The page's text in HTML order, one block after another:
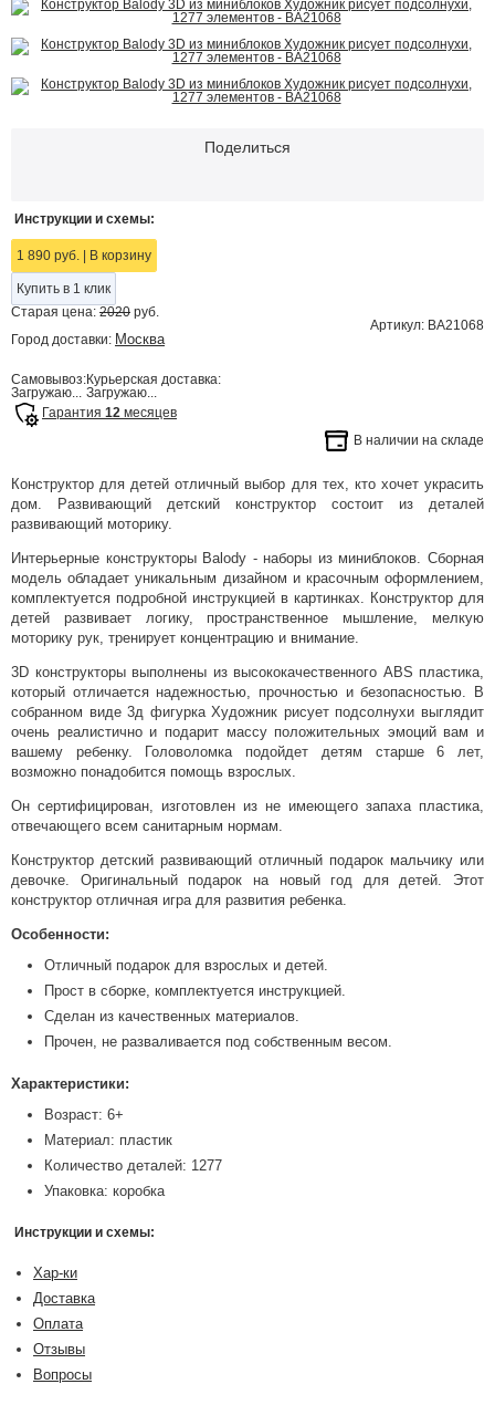
Поделиться
Инструкции и схемы:
1 890 руб. В корзину
Купить в 1 клик
Старая цена: 2020 руб.
Артикул: BA21068
Город доставки: Москва
Самовывоз:
Загружаю...
Курьерская доставка:
Загружаю...
Гарантия 12 месяцев
В наличии на складе
Конструктор для детей отличный выбор для тех, кто хочет украсить
дом. Развивающий детский конструктор состоит из деталей
развивающий моторику.
Интерьерные конструкторы Balody - наборы из миниблоков. Сборная
модель обладает уникальным дизайном и красочным оформлением,
комплектуется подробной инструкцией в картинках. Конструктор для
детей развивает логику, пространственное мышление, мелкую
моторику рук, тренирует концентрацию и внимание.
3D конструкторы выполнены из высококачественного ABS пластика,
который отличается надежностью, прочностью и безопасностью. В
собранном виде 3д фигурка Художник рисует подсолнухи выглядит
очень реалистично и подарит массу положительных эмоций вам и
вашему ребенку. Головоломка подойдет детям старше 6 лет,
возможно понадобится помощь взрослых.
Он сертифицирован, изготовлен из не имеющего запаха пластика,
отвечающего всем санитарным нормам.
Конструктор детский развивающий отличный подарок мальчику или
девочке. Оригинальный подарок на новый год для детей. Этот
конструктор отличная игра для развития ребенка.
Особенности:
Отличный подарок для взрослых и детей.
Прост в сборке, комплектуется инструкцией.
Сделан из качественных материалов.
Прочен, не разваливается под собственным весом.
Характеристики:
Возраст: 6+
Материал: пластик
Количество деталей: 1277
Упаковка: коробка
Инструкции и схемы:
Хар-ки
Доставка
Оплата
Отзывы
Вопросы